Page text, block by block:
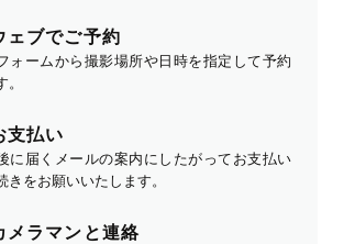
ェブでご予約
ォームから撮影場所や日時を指定して予約
。
支払い
に届くメールの案内にしたがってお支払い
きをお願いいたします。
メラマンと連絡